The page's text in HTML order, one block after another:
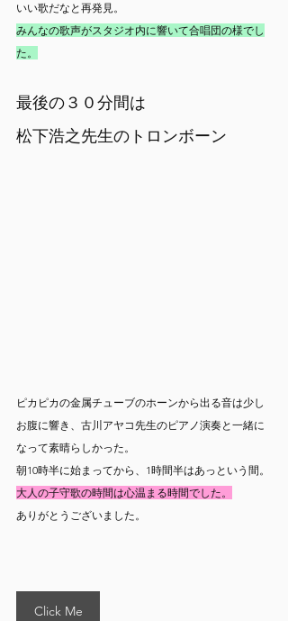
いい歌だなと再発見。
みんなの歌声がスタジオ内に響いて合唱団の様でし
た。
最後の３０分間は
松下浩之先生のトロンボーン
ピカピカの金属チューブのホーンから出る音は少し
お腹に響き、古川アヤコ先生のピアノ演奏と一緒に
なって素晴らしかった。
朝10時半に始まってから、1時間半はあっという間。
大人の子守歌の時間は心温まる時間でした。
ありがとうございました。
Click Me